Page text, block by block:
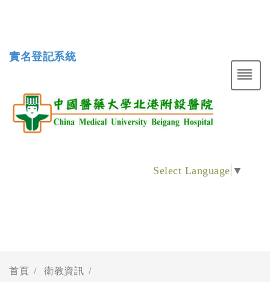
實名登記系統
Select Language ▼
首頁 衛教資訊